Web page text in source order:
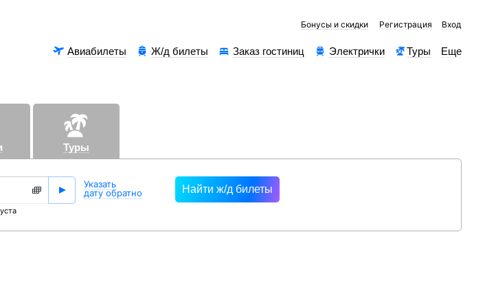
Авиабилеты Ж/д билеты Заказ гостиниц Электрички Туры Еще
Бонусы и скидки Вход
Регистрация
Туры
Указать
дату обратно
Найти ж/д билеты